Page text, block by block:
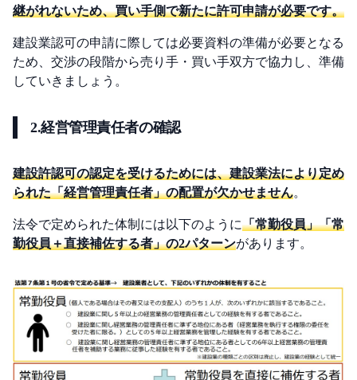
継がれないため、買い手側で新たに許可申請が必要です。
建設業認可の申請に際しては必要資料の準備が必要となる
ため、交渉の段階から売り手・買い手双方で協力し、準備
していきましょう。
2.経営管理責任者の確認
建設許認可の認定を受けるためには、建設業法により定め
られた「経営管理責任者」の配置が欠かせません。
法令で定められた体制には以下のように「常勤役員」「常
勤役員＋直接補佐する者」の2パターンがあります。